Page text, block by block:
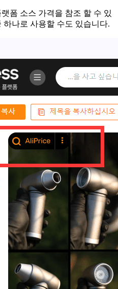
폼 소스 가격을 참조 할 수 있
하나로 사용할 수도 있습니다.